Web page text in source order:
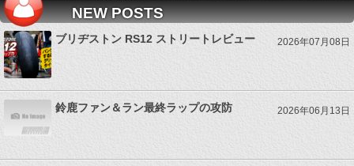
NEW POSTS
ブリヂストン RS12 ストリートレビュー 2026年07月08日
鈴鹿ファン＆ラン最終ラップの攻防 2026年06月13日